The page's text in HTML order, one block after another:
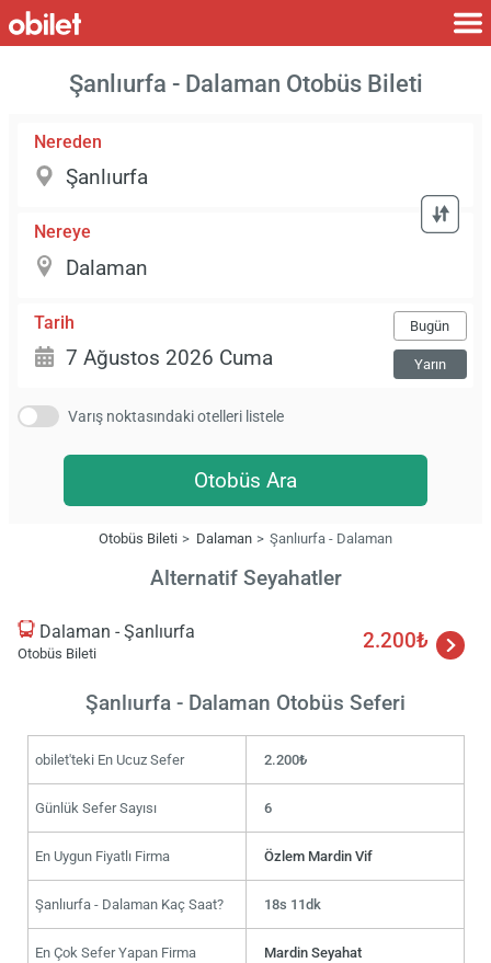
Şanlıurfa - Dalaman Otobüs Bileti
Nereden
Nereye
Tarih Bugün
Yarın
Varış noktasındaki otelleri listele
Otobüs Ara
Otobüs Bileti Dalaman Şanlıurfa - Dalaman
Alternatif Seyahatler
Dalaman - Şanlıurfa
Otobüs Bileti
2.200₺
Şanlıurfa - Dalaman Otobüs Seferi
obilet'teki En Ucuz Sefer 2.200₺
Günlük Sefer Sayısı 6
En Uygun Fiyatlı Firma Özlem Mardin Vif
Şanlıurfa - Dalaman Kaç Saat? 18s 11dk
En Çok Sefer Yapan Firma Mardin Seyahat